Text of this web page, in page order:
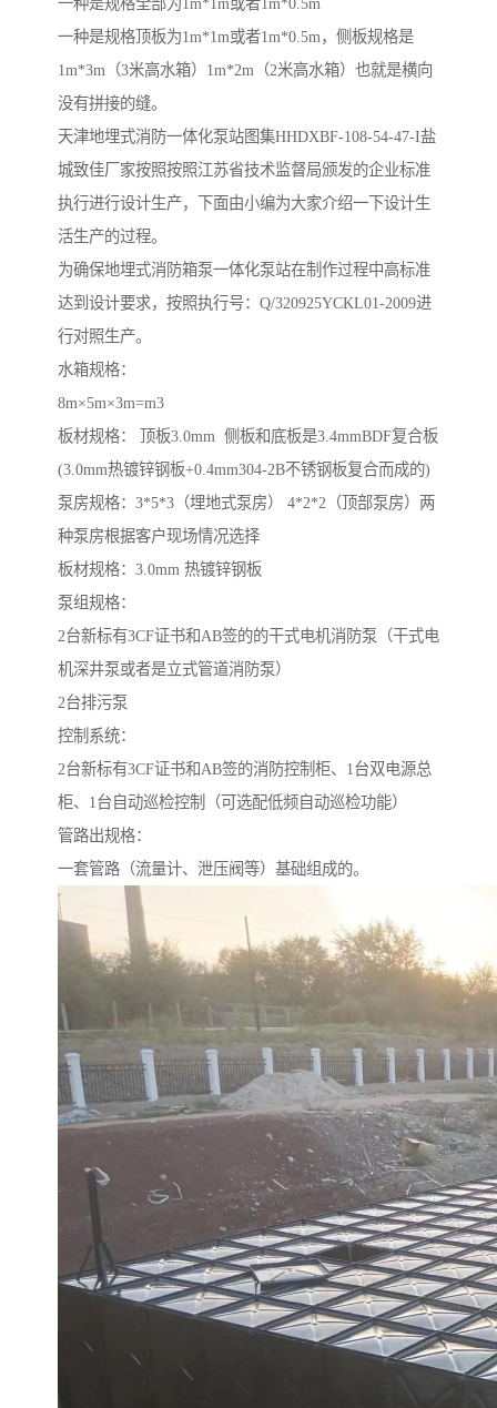
一种是规格顶板为1m*1m或者1m*0.5m，侧板规格是
1m*3m（3米高水箱）1m*2m（2米高水箱）也就是横向
没有拼接的缝。
天津地埋式消防一体化泵站图集HHDXBF-108-54-47-I盐
城致佳厂家按照按照江苏省技术监督局颁发的企业标准
执行进行设计生产，下面由小编为大家介绍一下设计生
活生产的过程。
为确保地埋式消防箱泵一体化泵站在制作过程中高标准
达到设计要求，按照执行号：Q/320925YCKL01-2009进
行对照生产。
水箱规格：
8m×5m×3m=m3
板材规格： 顶板3.0mm 侧板和底板是3.4mmBDF复合板
(3.0mm热镀锌钢板+0.4mm304-2B不锈钢板复合而成的)
泵房规格：3*5*3（埋地式泵房） 4*2*2（顶部泵房）两
种泵房根据客户现场情况选择
板材规格：3.0mm 热镀锌钢板
泵组规格：
2台新标有3CF证书和AB签的的干式电机消防泵（干式电
机深井泵或者是立式管道消防泵）
2台排污泵
控制系统：
2台新标有3CF证书和AB签的消防控制柜、1台双电源总
柜、1台自动巡检控制（可选配低频自动巡检功能）
管路出规格：
一套管路（流量计、泄压阀等）基础组成的。